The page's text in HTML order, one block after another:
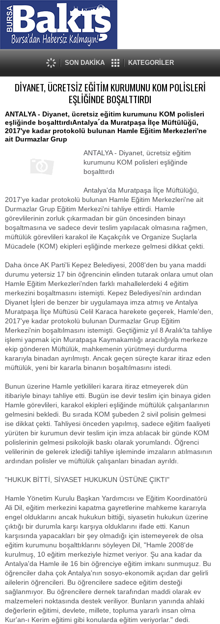
SON DAKİKA KATEGORİLER
DİYANET, ÜCRETSİZ EĞİTİM KURUMUNU KOM POLİSLERİ
EŞLİĞİNDE BOŞALTTIRDI
ANTALYA - Diyanet, ücretsiz eğitim kurumunu KOM polisleri
eşliğinde boşalttırdıAntalya´da Muratpaşa İlçe Müftülüğü,
2017'ye kadar protokolü bulunan Hamle Eğitim Merkezleri'ne
ait Durmazlar Grup
ANTALYA - Diyanet, ücretsiz eğitim
kurumunu KOM polisleri eşliğinde
boşalttırdı
Antalya'da Muratpaşa İlçe Müftülüğü,
2017'ye kadar protokolü bulunan Hamle Eğitim Merkezleri'ne ait
Durmazlar Grup Eğitim Merkezi'ni tahliye ettirdi. Hamle
görevlilerinin zorluk çıkarmadan bir gün öncesinden binayı
boşaltmasına ve sadece devir teslim yapılacak olmasına rağmen,
müftülük görevlileri karakol ile Kaçakçılık ve Organize Suçlarla
Mücadele (KOM) ekipleri eşliğinde merkeze gelmesi dikkat çekti.
Daha önce AK Parti'li Kepez Belediyesi, 2008'den bu yana maddi
durumu yetersiz 17 bin öğrencinin elinden tutarak onlara umut olan
Hamle Eğitim Merkezleri'nden farklı mahallelerdeki 4 eğitim
merkezini boşaltmasını istemişti. Kepez Belediyesi'nin ardından
Diyanet İşleri de benzer bir uygulamaya imza atmış ve Antalya
Muratpaşa İlçe Müftüsü Celil Karaca harekete geçerek, Hamle'den,
2017'ye kadar protokolü bulunan Durmazlar Grup Eğitim
Merkezi'nin boşaltılmasını istemişti. Geçtiğimiz yıl 8 Aralık'ta tahliye
işlemi yapmak için Muratpaşa Kaymakamlığı aracılığıyla merkeze
ekip gönderen Müftülük, mahkemenin yürütmeyi durdurma
kararıyla binadan ayrılmıştı. Ancak geçen süreçte karar itiraz eden
müftülük, yeni bir kararla binanın boşaltılmasını istedi.
Bunun üzerine Hamle yetkilileri karara itiraz etmeyerek dün
itibariyle binayı tahliye etti. Bugün ise devir teslim için binaya giden
Hamle görevlileri, karakol ekipleri eşliğinde müftülük çalışanlarının
gelmesini bekledi. Bu sırada KOM şubeden 2 sivil polisin gelmesi
ise dikkat çekti. Tahliyesi önceden yapılmış, sadece eğitim faaliyeti
yürüten bir kurumun devir teslim için imza atılacak bir günde KOM
polislerinin gelmesi psikolojik baskı olarak yorumlandı. Öğrenci
velilerinin de gelerek izlediği tahliye işleminde imzaların atılmasının
ardından polisler ve müftülük çalışanları binadan ayrıldı.
"HUKUK BİTTİ, SİYASET HUKUKUN ÜSTÜNE ÇIKTI"
Hamle Yönetim Kurulu Başkan Yardımcısı ve Eğitim Koordinatörü
Ali Dil, eğitim merkezini kapatma gayretlerine mahkeme kararıyla
engel olduklarını ancak hukukun bittiği, siyasetin hukukun üzerine
çıktığı bir durumla karşı karşıya olduklarını ifade etti. Kanun
karşısında yapacakları bir şey olmadığı için istemeyerek de olsa
eğitim kurumunu boşalttıklarını söyleyen Dil, "Hamle 2008'de
kurulmuş, 10 eğitim merkeziyle hizmet veriyor. Şu ana kadar da
Antalya'da Hamle ile 16 bin öğrenciye eğitim imkanı sunmuşuz. Bu
öğrenciler daha çok Antalya'nın sosyo-ekonomik açıdan dar gelirli
ailelerin öğrencileri. Bu öğrencilere sadece eğitim desteği
sağlanmıyor. Bu öğrencilere dernek tarafından maddi olarak ev
malzemeleri noktasında destek veriliyor. Bunların yanında ahlaki
değerlerin eğitimi, devlete, millete, topluma yararlı insan olma
Kur'an-ı Kerim eğitimi gibi konularda eğitim veriyorlar." dedi.